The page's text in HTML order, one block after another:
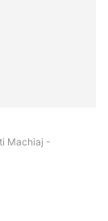
Machiaj -